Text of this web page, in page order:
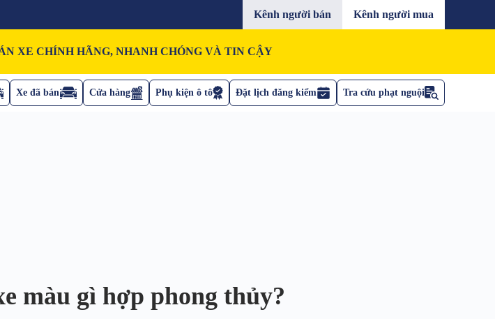
Kênh người bán Kênh người mua
XE CHÍNH HÃNG, NHANH CHÓNG VÀ TIN CẬY
Xe đã bán Cửa hàng Phụ kiện ô tô Đặt lịch đăng kiểm Tra cứu phạt nguội
màu gì hợp phong thủy?